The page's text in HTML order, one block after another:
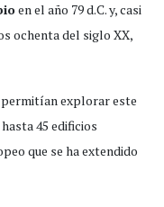
en el año 79 d.C. y, casi
ochenta del siglo XX,
permitían explorar este
45 edificios
que se ha extendido